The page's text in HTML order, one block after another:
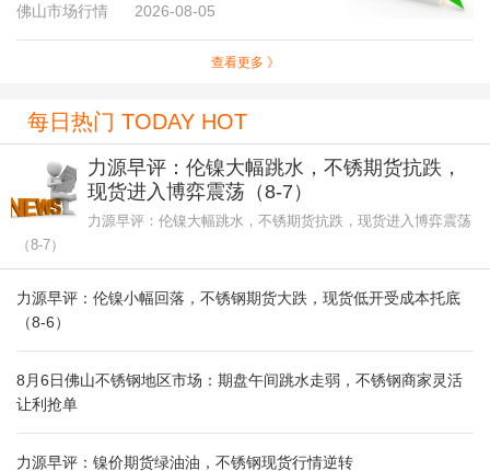
佛山市场行情 2026-08-05
查看更多 》
每日热门 TODAY HOT
力源早评：伦镍大幅跳水，不锈期货抗跌，
现货进入博弈震荡（8-7）
力源早评：伦镍大幅跳水，不锈期货抗跌，现货进入博弈震荡
（8-7）
力源早评：伦镍小幅回落，不锈钢期货大跌，现货低开受成本托底
（8-6）
8月6日佛山不锈钢地区市场：期盘午间跳水走弱，不锈钢商家灵活
让利抢单
力源早评：镍价期货绿油油，不锈钢现货行情逆转